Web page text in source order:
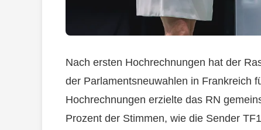
Nach ersten Hochrechnungen hat der
der Parlamentsneuwahlen in Frankreich
Hochrechnungen erzielte das RN
Prozent der Stimmen, wie die Sender